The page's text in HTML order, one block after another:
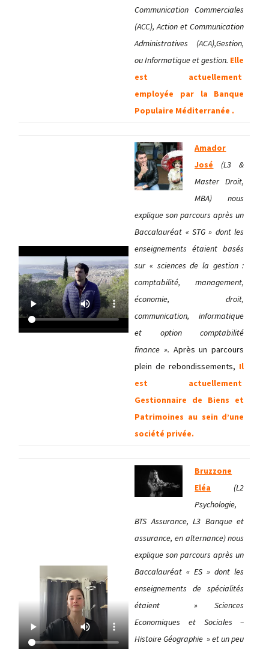
Communication Commerciales
(ACC), Action et Communication
Administratives (ACA),Gestion,
ou Informatique et gestion. Elle
est actuellement
employée par la Banque
Populaire Méditerranée .
Amador
José
(L3 &
Master Droit,
MBA) nous
explique son parcours après un
Baccalauréat « STG » dont les
enseignements étaient basés
sur « sciences de la gestion :
comptabilité, management,
économie, droit,
communication, informatique
et option comptabilité
finance ». Après un parcours
plein de rebondissements, Il
est actuellement
Gestionnaire de Biens et
Patrimoines au sein d’une
société privée.
Bruzzone
Eléa
(L2
Psychologie,
BTS Assurance, L3 Banque et
assurance, en alternance) nous
explique son parcours après un
Baccalauréat « ES » dont les
enseignements de spécialités
étaient » Sciences
Economiques et Sociales –
Histoire Géographie » et un peu